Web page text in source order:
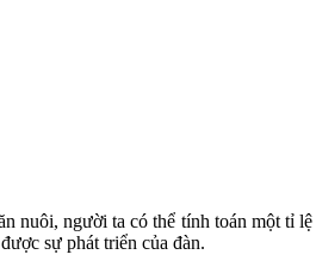
người ta có thể tính toán một tỉ
sự phát triển của đàn.